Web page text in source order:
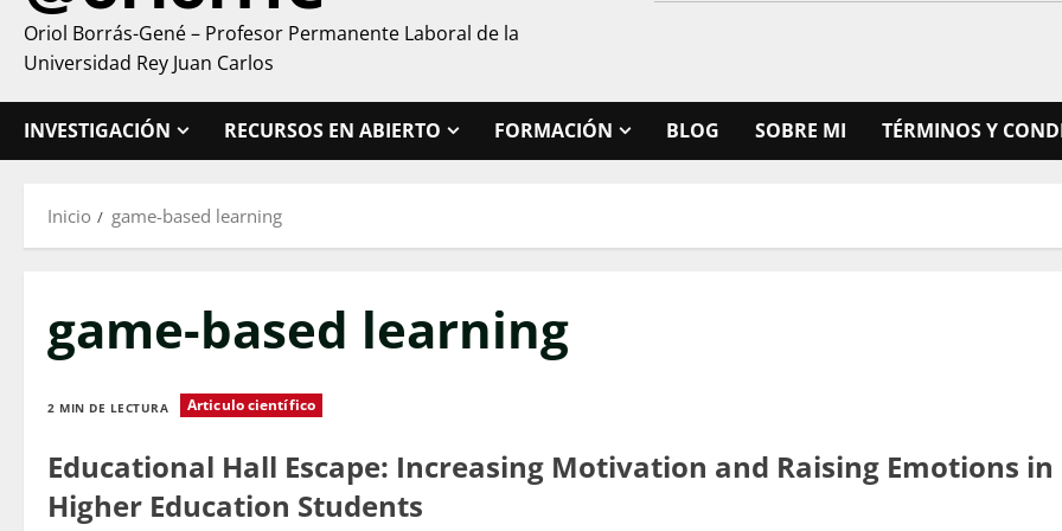
Oriol Borrás-Gené – Profesor Permanente Laboral de la
Universidad Rey Juan Carlos
INVESTIGACIÓN RECURSOS EN ABIERTO FORMACIÓN BLOG SOBRE MI TÉRMINOS Y
Inicio game-based learning
game-based learning
2 MIN DE LECTURA Articulo científico
Educational Hall Escape: Increasing Motivation and Raising Emotions in
Higher Education Students